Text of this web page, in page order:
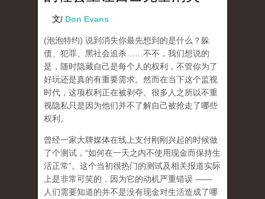
文/ Don Evans
(泡泡特约) 说到消失你最先想到的是什么？躲
债、犯罪、黑社会追杀……不不，我们想说的
是，随时隐藏自己是每个人的权利，不管你为了
好玩还是真的有重要需求。然而在当下这个监视
时代，这项权利正在被剥夺。很多人之所以不重
视隐私只是因为他们并不了解自己被抢走了哪些
权利。
曾经一家大牌媒体在线上支付刚刚兴起的时候做
了个测试，“如何在一天之内不使用现金而保持生
活正常”。这个当初很热门的测试及相关报道实际
上是非常可笑的，因为它的动机严重错误 ——
人们需要知道的并不是没有现金对生活造成了哪